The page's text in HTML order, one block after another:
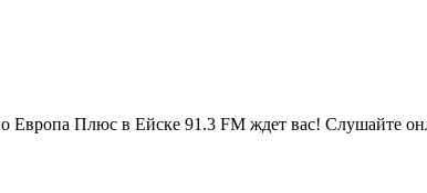
Европа Плюс в Ейске 91.3 FM ждет вас!